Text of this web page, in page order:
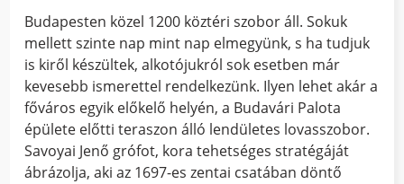
Budapesten közel 1200 köztéri szobor áll. Sokuk
mellett szinte nap mint nap elmegyünk, s ha tudjuk
is kiről készültek, alkotójukról sok esetben már
kevesebb ismerettel rendelkezünk. Ilyen lehet akár a
főváros egyik előkelő helyén, a Budavári Palota
épülete előtti teraszon álló lendületes lovasszobor.
Savoyai Jenő grófot, kora tehetséges stratégáját
ábrázolja, aki az 1697-es zentai csatában döntő